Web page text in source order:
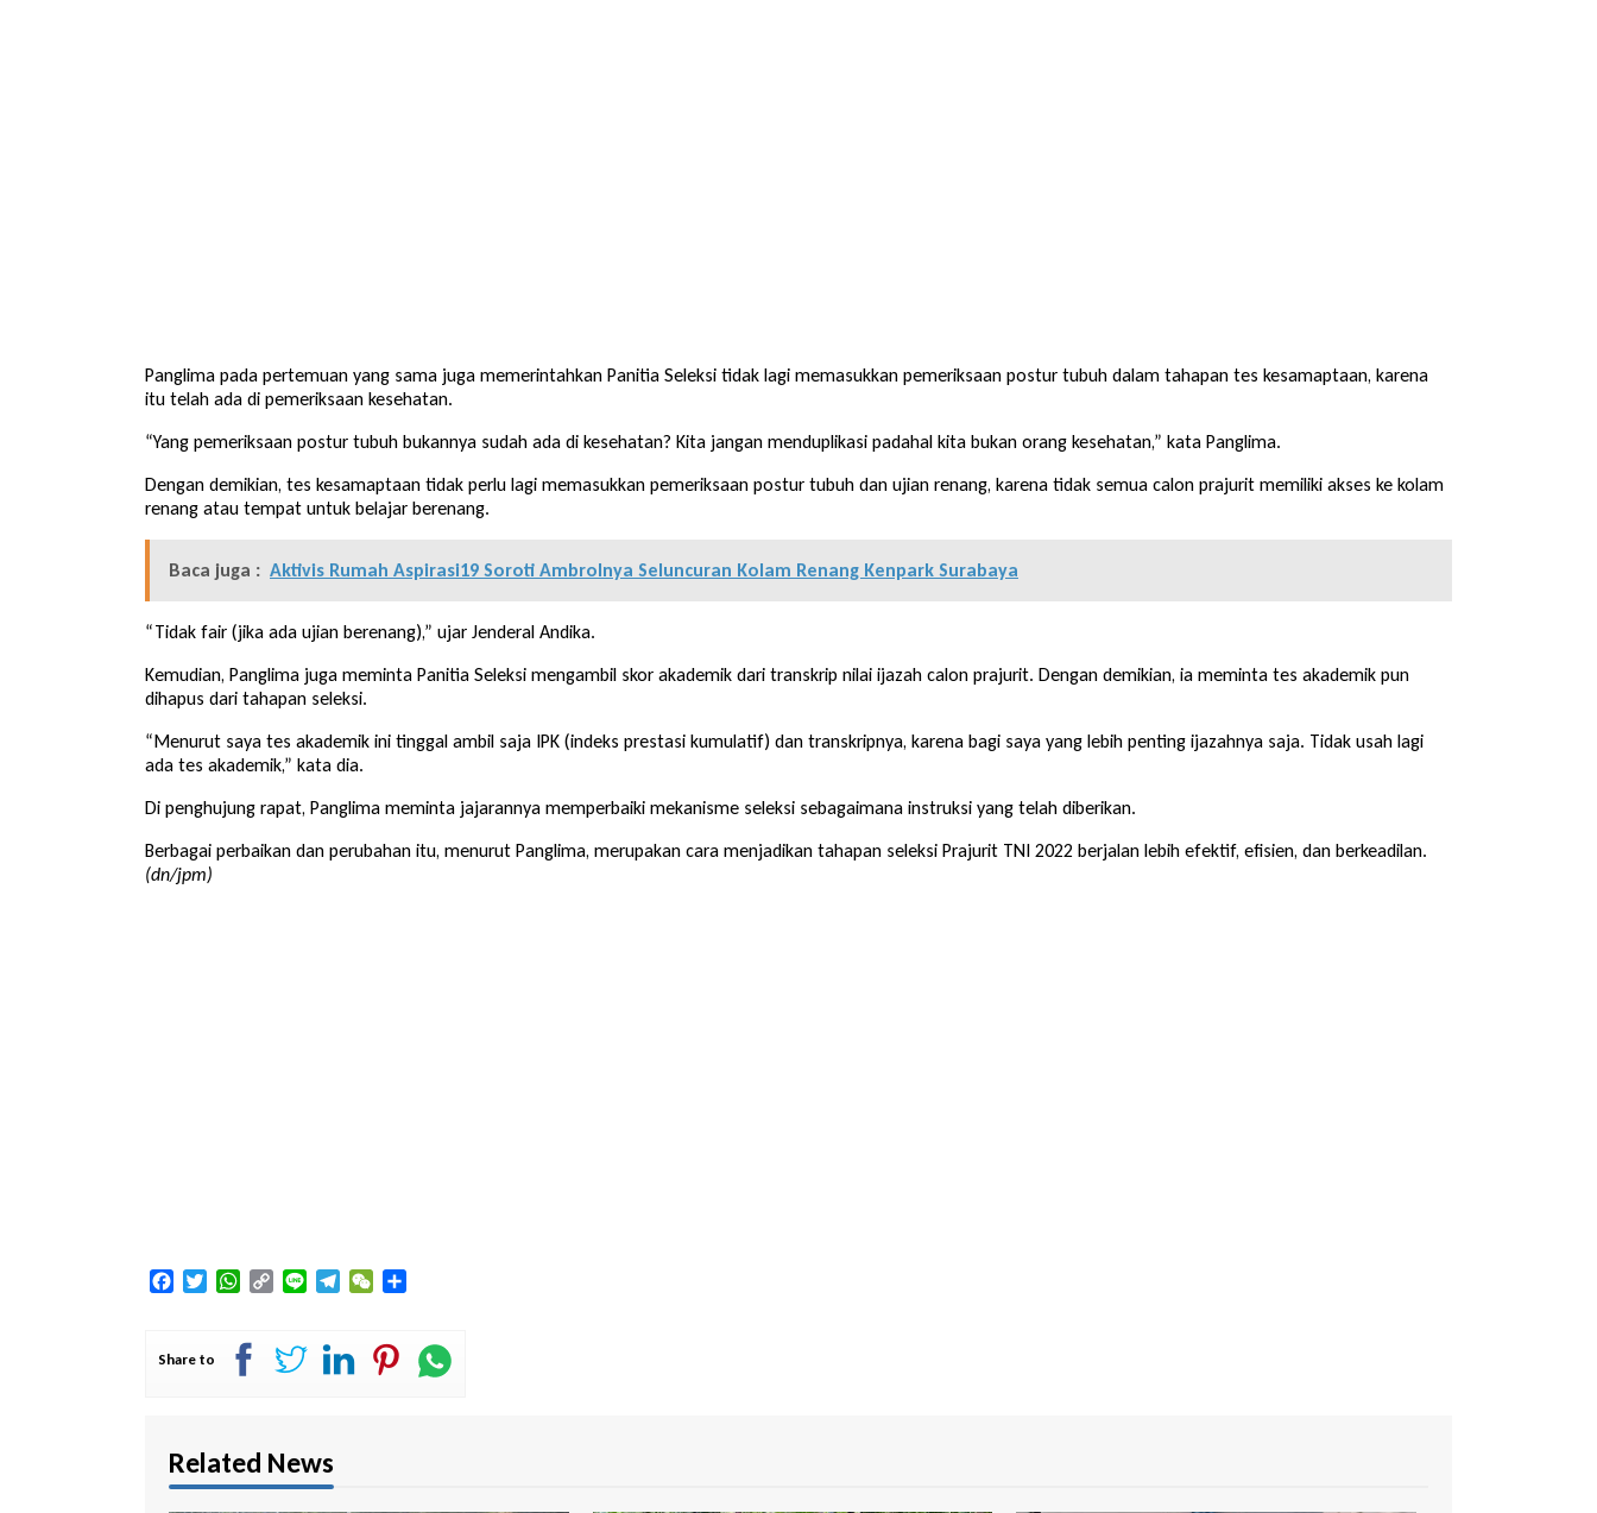
Panglima pada pertemuan yang sama juga memerintahkan Panitia Seleksi tidak lagi memasukkan pemeriksaan postur tubuh dalam tahapan tes kesamaptaan, karena
itu telah ada di pemeriksaan kesehatan.
“Yang pemeriksaan postur tubuh bukannya sudah ada di kesehatan? Kita jangan menduplikasi padahal kita bukan orang kesehatan,” kata Panglima.
Dengan demikian, tes kesamaptaan tidak perlu lagi memasukkan pemeriksaan postur tubuh dan ujian renang, karena tidak semua calon prajurit memiliki akses ke kolam
renang atau tempat untuk belajar berenang.
Baca juga : Aktivis Rumah Aspirasi19 Soroti Ambrolnya Seluncuran Kolam Renang Kenpark Surabaya
“Tidak fair (jika ada ujian berenang),” ujar Jenderal Andika.
Kemudian, Panglima juga meminta Panitia Seleksi mengambil skor akademik dari transkrip nilai ijazah calon prajurit. Dengan demikian, ia meminta tes akademik pun
dihapus dari tahapan seleksi.
“Menurut saya tes akademik ini tinggal ambil saja IPK (indeks prestasi kumulatif) dan transkripnya, karena bagi saya yang lebih penting ijazahnya saja. Tidak usah lagi
ada tes akademik,” kata dia.
Di penghujung rapat, Panglima meminta jajarannya memperbaiki mekanisme seleksi sebagaimana instruksi yang telah diberikan.
Berbagai perbaikan dan perubahan itu, menurut Panglima, merupakan cara menjadikan tahapan seleksi Prajurit TNI 2022 berjalan lebih efektif, efisien, dan berkeadilan.
(dn/jpm)
FacebookTwitterWhatsApp
Copy
Line TelegramWeChat
Share to
Related News